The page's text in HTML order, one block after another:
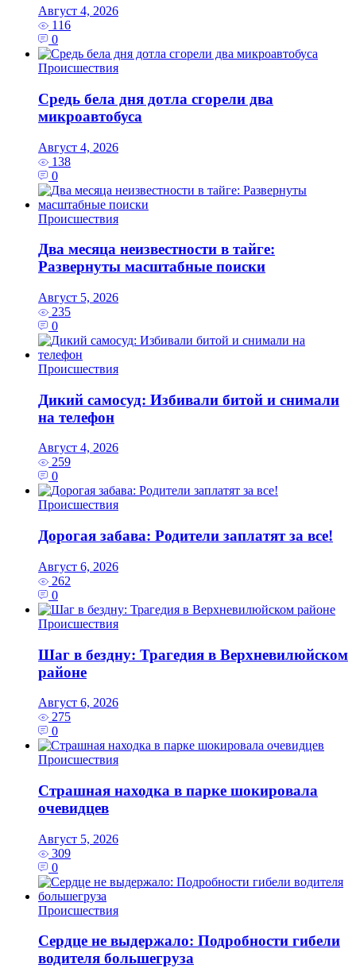
Август 4, 2026
116
0
Происшествия
Средь бела дня дотла сгорели два
микроавтобуса
Август 4, 2026
138
0
Происшествия
Два месяца неизвестности в тайге:
Развернуты масштабные поиски
Август 5, 2026
235
0
Происшествия
Дикий самосуд: Избивали битой и снимали
на телефон
Август 4, 2026
259
0
Происшествия
Дорогая забава: Родители заплатят за все!
Август 6, 2026
262
0
Происшествия
Шаг в бездну: Трагедия в Верхневилюйском
районе
Август 6, 2026
275
0
Происшествия
Страшная находка в парке шокировала
очевидцев
Август 5, 2026
309
0
Происшествия
Сердце не выдержало: Подробности гибели
водителя большегруза